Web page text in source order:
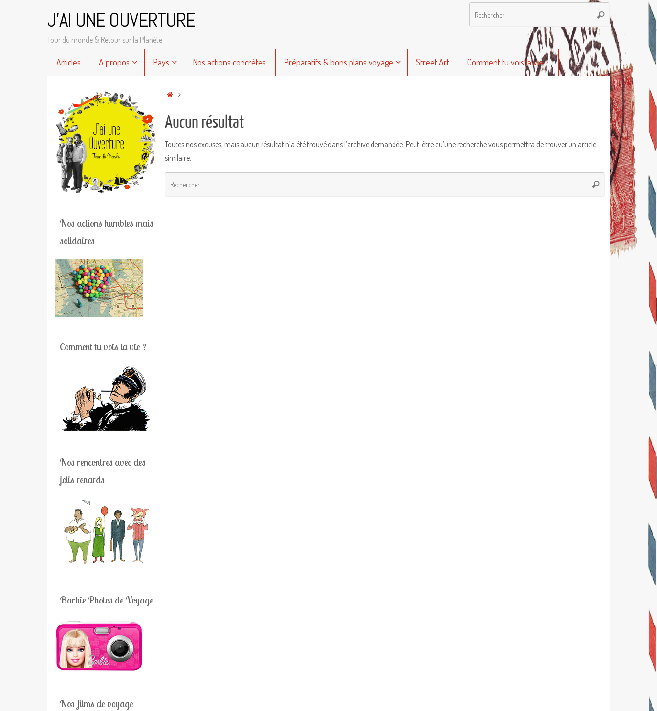
J'AI UNE OUVERTURE
Tour du monde & Retour sur la Planète
pour
Rechercher
Articles A propos Pays Nos actions concrètes Préparatifs & bons plans voyage Street Art Comment tu vois la vie ?
Accueil
Aucun résultat
Toutes nos excuses, mais aucun résultat n’a été trouvé dans l’archive demandée. Peut-être qu’une recherche vous permettra de trouver un article
similaire.
Recherche
pour
Rechercher
Nos actions humbles mais
solidaires
Comment tu vois la vie ?
Nos rencontres avec des
jolis renards
Barbie Photos de Voyage
Nos films de voyage